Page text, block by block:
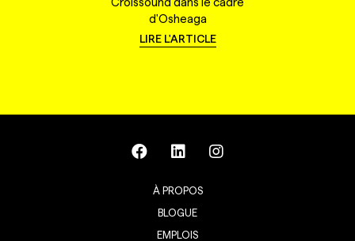
d'Osheaga
LIRE L'ARTICLE
À PROPOS
BLOGUE
EMPLOIS